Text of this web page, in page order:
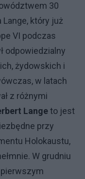
30
Lange, który już
VI podczas
odpowiedzialny
żydowskich i
w latach
z różnymi
Langeto jest
przy
Holokaustu,
W grudniu
pierwszym